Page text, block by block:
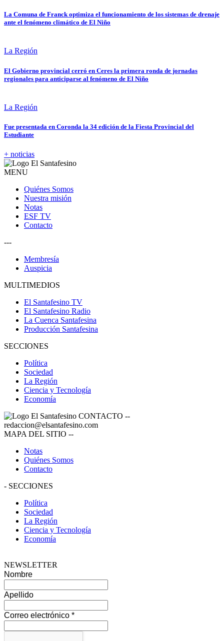
La Comuna de Franck optimiza el funcionamiento de los sistemas de drenaje
ante el fenómeno climático de El Niño
La Región
El Gobierno provincial cerró en Ceres la primera ronda de jornadas
regionales para anticiparse al fenómeno de El Niño
La Región
Fue presentada en Coronda la 34 edición de la Fiesta Provincial del
Estudiante
+ noticias
MENU
Quiénes Somos
Nuestra misión
Notas
ESF TV
Contacto
---
Membresía
Auspicia
MULTIMEDIOS
El Santafesino TV
El Santafesino Radio
La Cuenca Santafesina
Producción Santafesina
SECCIONES
Política
Sociedad
La Región
Ciencia y Tecnología
Economía
CONTACTO --
redaccion@elsantafesino.com
MAPA DEL SITIO --
Notas
Quiénes Somos
Contacto
- SECCIONES
Política
Sociedad
La Región
Ciencia y Tecnología
Economía
NEWSLETTER
Nombre
Apellido
Correo electrónico *